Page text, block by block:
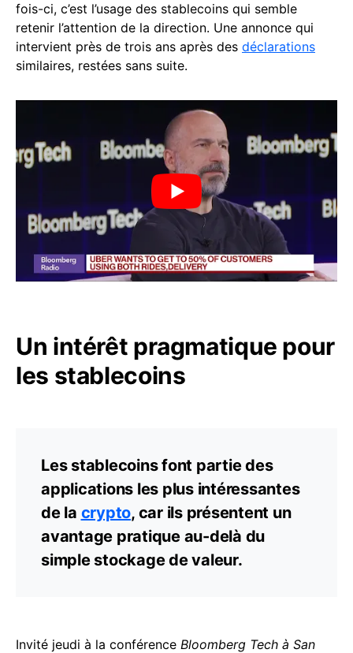
fois-ci, c’est l’usage des stablecoins qui semble
retenir l’attention de la direction. Une annonce qui
intervient près de trois ans après des déclarations
similaires, restées sans suite.
Un intérêt pragmatique pour
les stablecoins
Les stablecoins font partie des
applications les plus intéressantes
de la crypto, car ils présentent un
avantage pratique au-delà du
simple stockage de valeur.
Invité jeudi à la conférence Bloomberg Tech à San